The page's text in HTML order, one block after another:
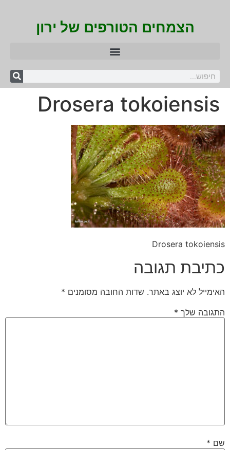
הצמחים הטורפים של ירון
Drosera tokoiensis
Drosera tokoiensis
כתיבת תגובה
האימייל לא יוצג באתר. שדות החובה מסומנים *
התגובה שלך *
שם *